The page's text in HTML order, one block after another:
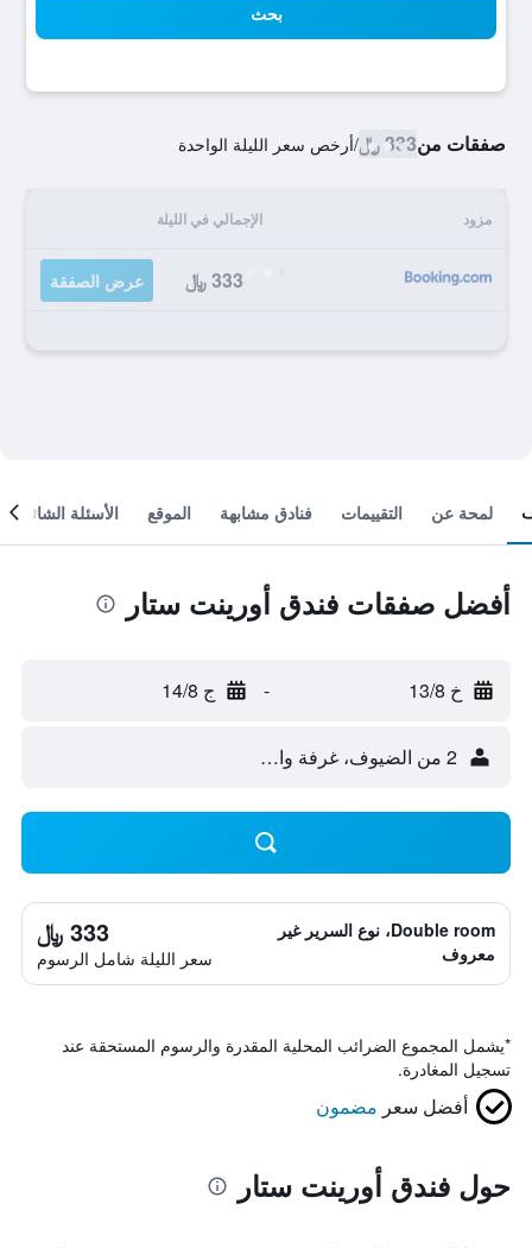
بحث
صفقات من333 ﷼ /أرخص سعر الليلة الواحدة
مزود الإجمالي في الليلة
333 ﷼ عرض الصفقة
لمحة عن التقييمات فنادق مشابهة الموقع الأسئلة الشائعة
أفضل صفقات فندق أورينت ستار
خ 13/8 - ج 14/8
2 من الضيوف، غرفة واحدة
Double room، نوع السرير غير
معروف
333 ﷼
سعر الليلة شامل الرسوم
*يشمل المجموع الضرائب المحلية المقدرة والرسوم المستحقة عند
تسجيل المغادرة.
أفضل سعر مضمون
حول فندق أورينت ستار